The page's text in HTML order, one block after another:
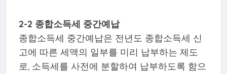
2-2 종합소득세 중간예납
종합소득세 중간예납은 전년도 종합소득세 신
고에 따른 세액의 일부를 미리 납부하는 제도
로, 소득세를 사전에 분할하여 납부하도록 함으